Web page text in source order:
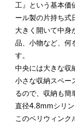
工』という基本価
ール製の片持ち式
大きく開いて中身
品、小物など、何
す。
中央には大きな収
小さな収納スペー
るので、収納も簡
直径4.8mmシリン
このペリウィンク